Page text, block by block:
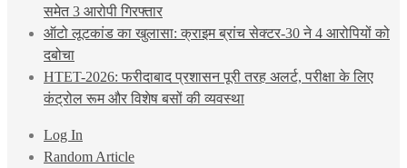
समेत 3 आरोपी गिरफ्तार
ऑटो लूटकांड का खुलासा: क्राइम ब्रांच सेक्टर-30 ने 4 आरोपियों को
दबोचा
HTET-2026: फरीदाबाद प्रशासन पूरी तरह अलर्ट, परीक्षा के लिए
कंट्रोल रूम और विशेष बसों की व्यवस्था
Log In
Random Article